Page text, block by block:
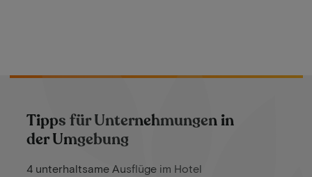
Tipps für Unternehmungen in
der Umgebung
4 unterhaltsame Ausflüge im Hotel